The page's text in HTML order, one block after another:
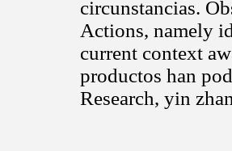
circunstancias.
Actions, namely
current context
productos han
Research, yin